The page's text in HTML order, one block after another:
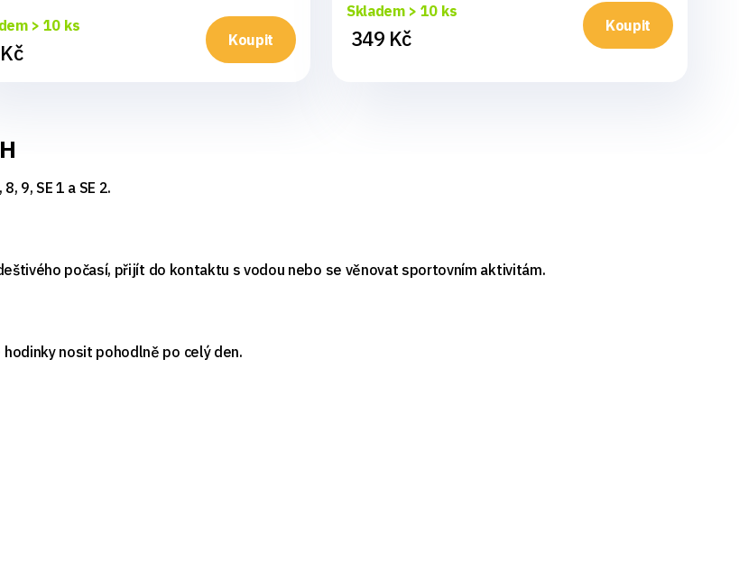
> 10 ks
Koupit
Skladem > 10 ks
349 Kč Koupit
9, SE 1 a SE 2.
počasí, přijít do kontaktu s vodou nebo se věnovat sportovním aktivitám.
nosit pohodlně po celý den.